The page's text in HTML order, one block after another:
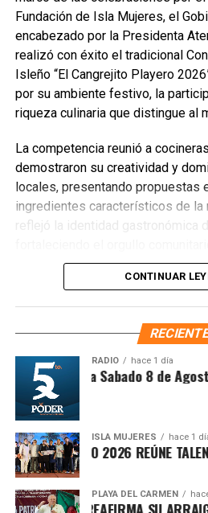
Fundación de Isla Mujeres, el
encabezado por la Presidenta
realizó con éxito el tradicional
Isleño “El Cangrejito Playero
por su ambiente festivo, la
riqueza culinaria que distingue al
La competencia reunió a
demostraron su creatividad y
locales, presentando propuestas
ingredientes característicos de la
reflejó la identidad gastronómica
preservación de las tradiciones
prestigio al destino.CONTINUAR
RADIO hace 1 día
Matutina Sabado 8 de
ISLA MUJERES hace 1
ISLEÑO 2026 REÚNE
PLAYA DEL CARMEN